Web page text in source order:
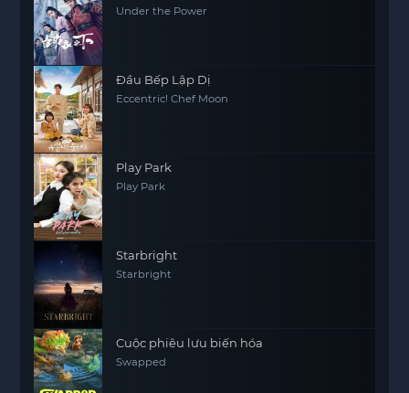
Under the Power
Đầu Bếp Lập Dị
Eccentric! Chef Moon
Play Park
Play Park
Starbright
Starbright
Cuộc phiêu lưu biến hóa
Swapped